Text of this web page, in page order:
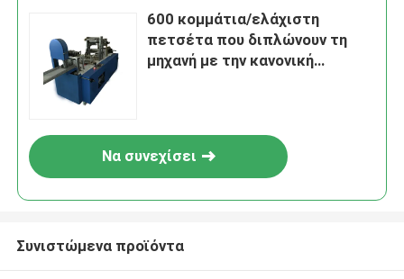
600 κομμάτια/ελάχιστη
πετσέτα που διπλώνουν τη
μηχανή με την κανονική
Να συνεχίσει
Συνιστώμενα προϊόντα